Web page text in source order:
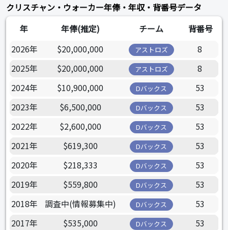
クリスチャン・ウォーカー年俸・年収・背番号データ
年
年俸(推定) チーム
背番号
2026年
$20,000,000 アストロズ
8
2025年
$20,000,000 アストロズ
8
2024年
$10,900,000 Dバックス
53
2023年
$6,500,000 Dバックス
53
2022年
$2,600,000 Dバックス
53
2021年
$619,300 Dバックス
53
2020年
$218,333 Dバックス
53
2019年
$559,800 Dバックス
53
2018年
調査中(情報募集中) Dバックス
53
2017年
$535,000 Dバックス
53